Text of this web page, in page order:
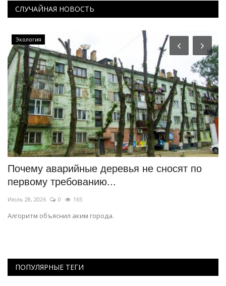
СЛУЧАЙНАЯ НОВОСТЬ
Экология
Почему аварийные деревья не сносят по
первому требованию...
Июль 28, 2026 0 165
Алгоритм объяснил аким города.
ПОПУЛЯРНЫЕ ТЕГИ